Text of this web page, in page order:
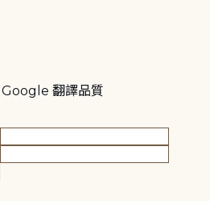
Google 翻譯品質